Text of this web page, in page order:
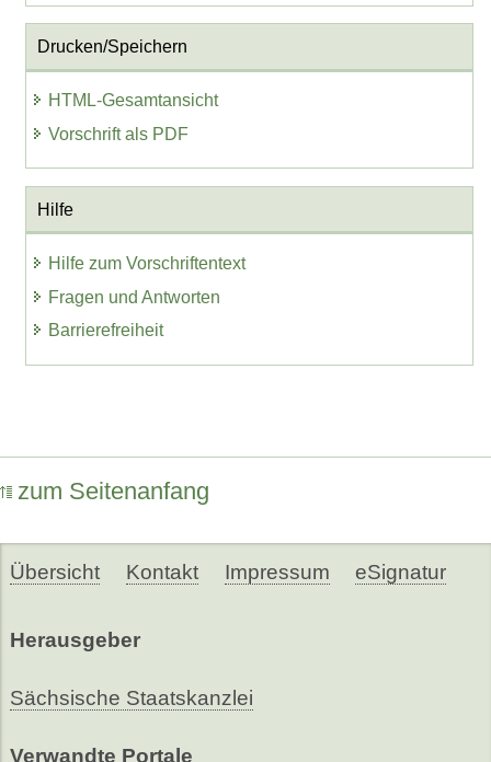
Drucken/Speichern
HTML-Gesamtansicht
Vorschrift als PDF
Hilfe
Hilfe zum Vorschriftentext
Fragen und Antworten
Barrierefreiheit
zum Seitenanfang
Übersicht Kontakt Impressum eSignatur
Herausgeber
Sächsische Staatskanzlei
Verwandte Portale